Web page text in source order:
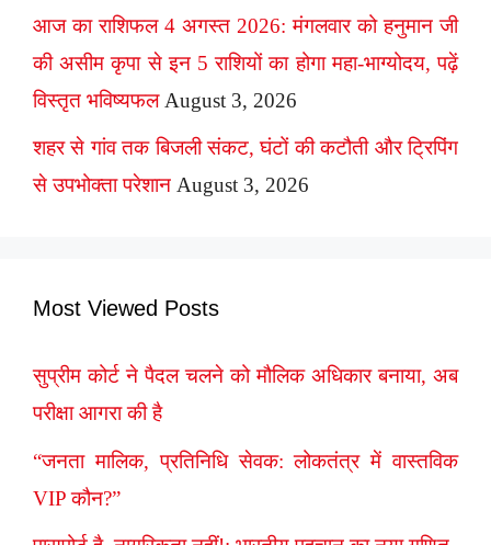
आज का राशिफल 4 अगस्त 2026: मंगलवार को हनुमान जी
की असीम कृपा से इन 5 राशियों का होगा महा-भाग्योदय, पढ़ें
विस्तृत भविष्यफल August 3, 2026
शहर से गांव तक बिजली संकट, घंटों की कटौती और ट्रिपिंग
से उपभोक्ता परेशान August 3, 2026
Most Viewed Posts
सुप्रीम कोर्ट ने पैदल चलने को मौलिक अधिकार बनाया, अब
परीक्षा आगरा की है
“जनता मालिक, प्रतिनिधि सेवक: लोकतंत्र में वास्तविक
VIP कौन?”